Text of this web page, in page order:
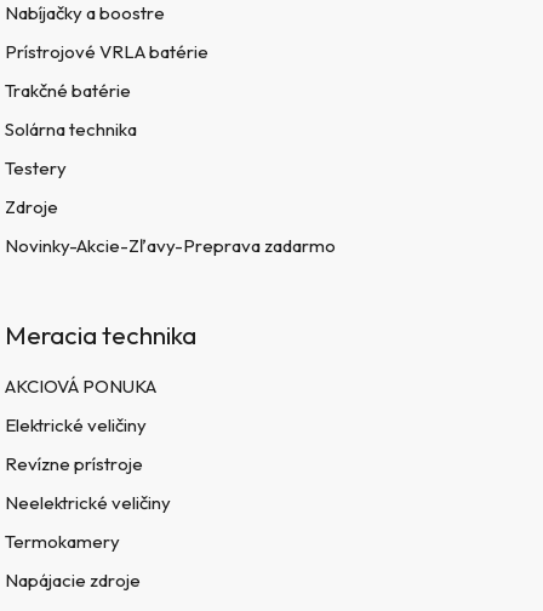
Nabíjačky a boostre
Prístrojové VRLA batérie
Trakčné batérie
Solárna technika
Testery
Zdroje
Novinky-Akcie-Zľavy-Preprava zadarmo
Meracia technika
AKCIOVÁ PONUKA
Elektrické veličiny
Revízne prístroje
Neelektrické veličiny
Termokamery
Napájacie zdroje